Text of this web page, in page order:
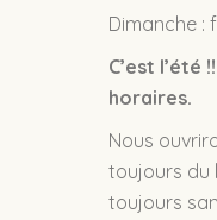
Dimanche :
C’est l’été
horaires.
Nous
toujours du
toujours